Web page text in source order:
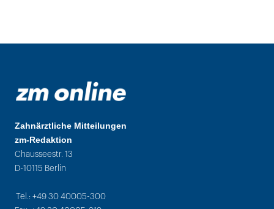
Zahnärztliche Mitteilungen
zm-Redaktion
Chausseestr. 13
D-10115 Berlin
Tel.: +49 30 40005-300